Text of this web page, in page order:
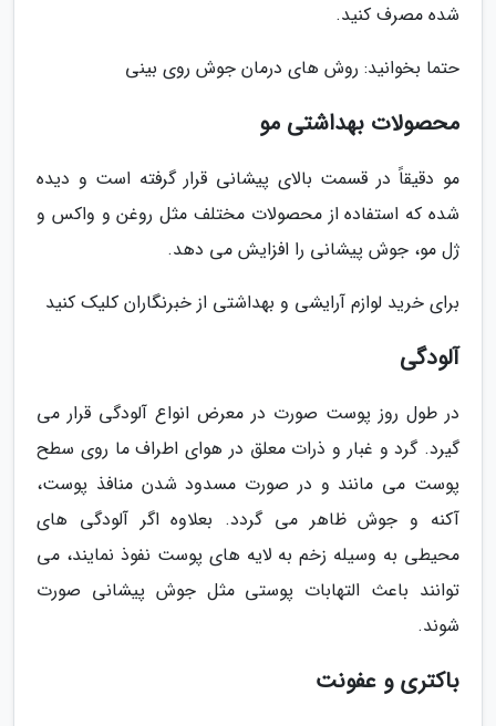
شده مصرف کنید.
حتما بخوانید: روش های درمان جوش روی بینی
محصولات بهداشتی مو
مو دقیقاً در قسمت بالای پیشانی قرار گرفته است و دیده
شده که استفاده از محصولات مختلف مثل روغن و واکس و
ژل مو، جوش پیشانی را افزایش می دهد.
برای خرید لوازم آرایشی و بهداشتی از خبرنگاران کلیک کنید
آلودگی
در طول روز پوست صورت در معرض انواع آلودگی قرار می
گیرد. گرد و غبار و ذرات معلق در هوای اطراف ما روی سطح
پوست می مانند و در صورت مسدود شدن منافذ پوست،
آکنه و جوش ظاهر می گردد. بعلاوه اگر آلودگی های
محیطی به وسیله زخم به لایه های پوست نفوذ نمایند، می
توانند باعث التهابات پوستی مثل جوش پیشانی صورت
شوند.
باکتری و عفونت